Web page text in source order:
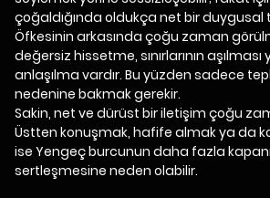
çoğaldığında oldukça net bir duygusal
Öfkesinin arkasında çoğu zaman
değersiz hissetme, sınırlarının aşılması
anlaşılma vardır. Bu yüzden sadece
nedenine bakmak gerekir.
Sakin, net ve dürüst bir iletişim çoğu
Üstten konuşmak, hafife almak ya da
ise Yengeç burcunun daha fazla
sertleşmesine neden olabilir.